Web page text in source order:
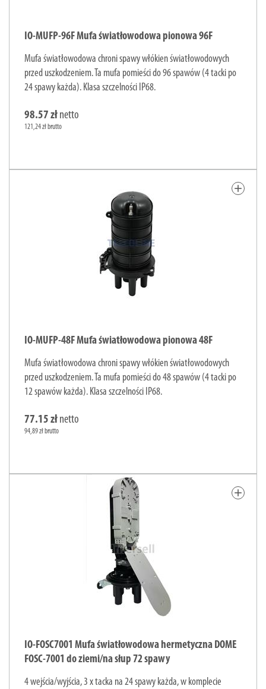
IO-MUFP-96F Mufa światłowodowa pionowa 96F
Mufa światłowodowa chroni spawy włókien światłowodowych
przed uszkodzeniem. Ta mufa pomieści do 96 spawów (4 tacki po
24 spawy każda). Klasa szczelności IP68.
98.57 zł netto
121,24 zł brutto
add
IO-MUFP-48F Mufa światłowodowa pionowa 48F
Mufa światłowodowa chroni spawy włókien światłowodowych
przed uszkodzeniem. Ta mufa pomieści do 48 spawów (4 tacki po
12 spawów każda). Klasa szczelności IP68.
77.15 zł netto
94,89 zł brutto
add
IO-FOSC7001 Mufa światłowodowa hermetyczna DOME
FOSC-7001 do ziemi/na słup 72 spawy
4 wejścia/wyjścia, 3 x tacka na 24 spawy każda, w komplecie